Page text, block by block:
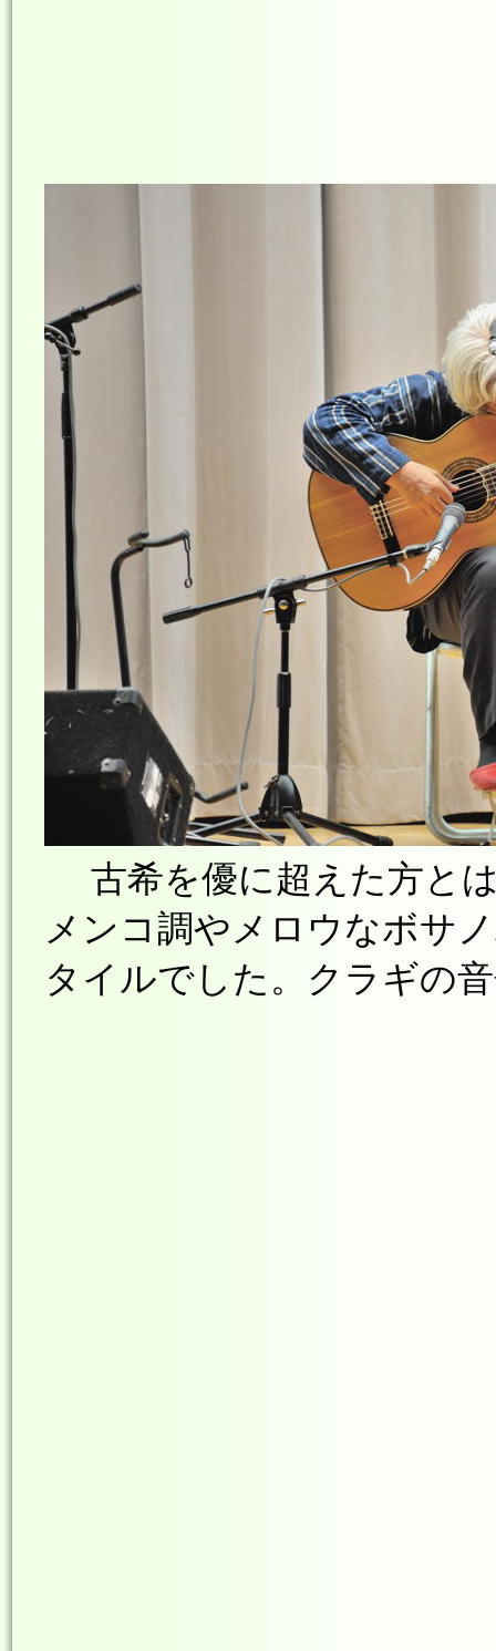
古希を優に超えた方と
メンコ調やメロウなボサ
タイルでした。クラギの